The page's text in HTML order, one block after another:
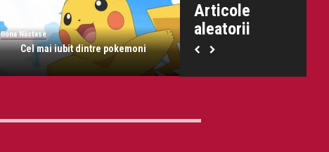
Articole
aleatorii
Ilona Năstase
Cel mai iubit dintre pokemoni
Ilona Năstase